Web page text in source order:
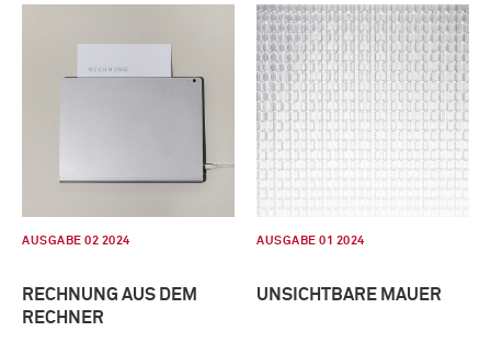
AUSGABE 02 2024
RECHNUNG AUS DEM
RECHNER
AUSGABE 01 2024
UNSICHTBARE MAUER